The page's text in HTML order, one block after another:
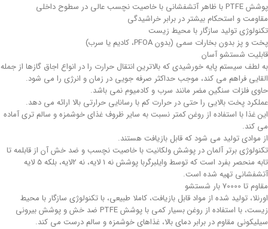
پوشش PTFE با ظاهر آتشفشانی با خاصیت نچسب عالی در سطوح داخلی
مقاومت و استحکام بیشتر در برابر خراشیدگی
تکنولوژی تولید سازگار با محیط زیست
پخت و پز بدون بخارات سمی (بدون PFOA، کادیم یا سرب)
قابلیت شستشو آسان
به لطف سیستم پایه خورشیدی که بالاترین انتقال حرارت را در انواع اجاق گازها از جمله
القایی فراهم می کند، موجب حداکثر صرفه جویی در زمان و انرژی را می شود.
حاوی فلزات سنگین مضر مانند سرب و کادمیوم نمی باشد.
عملکرد پخت بالایی را حتی در حرارت کم با رسانایی حرارتی بالا ارائه می دهد.
این غذا با استفاده از روغن کمتر نسبت به سایر ظروف غذای خوشمزه و سالم تری آماده
می کند.
از موادی تولید می شود که قابل بازیافت هستند.
تکنولوژی برتر آلمان در پوشش ولکانیت با خاصیت نچسب و ضد خش آن از قابلمه تا
تابه منحصر بفرد است که توسط وایلبرگربا پوشش نه 1 لایه، نه 2لایه، بلکه 5 لایه
آتشفشانی تهیه شده است.
مقاوم تا 70000 بار شستشو
اورنلا، تولید شده از مواد قابل بازیافت، کاملا طبیعی، با تکنولوژی سازگار با محیط
زیست، با استفاده از روغن بسیار کمی با پوشش PTFE ضد خش و پوشش بیرونی
سیلیکونی مقاوم در برابر دمای بالا، غذاهای خوشمزه و سالم درست می کند.